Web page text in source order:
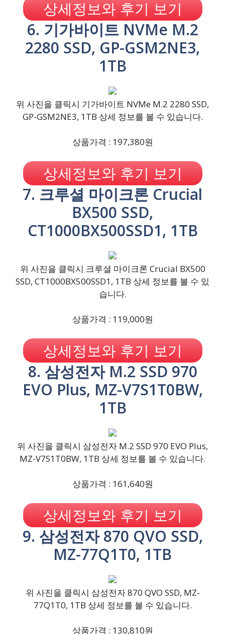
상세정보와 후기 보기
6. 기가바이트 NVMe M.2
2280 SSD, GP-GSM2NE3,
1TB
위 사진을 클릭시 기가바이트 NVMe M.2 2280 SSD,
GP-GSM2NE3, 1TB 상세 정보를 볼 수 있습니다.
상품가격 : 197,380원
상세정보와 후기 보기
7. 크루셜 마이크론 Crucial
BX500 SSD,
CT1000BX500SSD1, 1TB
위 사진을 클릭시 크루셜 마이크론 Crucial BX500
SSD, CT1000BX500SSD1, 1TB 상세 정보를 볼 수 있
습니다.
상품가격 : 119,000원
상세정보와 후기 보기
8. 삼성전자 M.2 SSD 970
EVO Plus, MZ-V7S1T0BW,
1TB
위 사진을 클릭시 삼성전자 M.2 SSD 970 EVO Plus,
MZ-V7S1T0BW, 1TB 상세 정보를 볼 수 있습니다.
상품가격 : 161,640원
상세정보와 후기 보기
9. 삼성전자 870 QVO SSD,
MZ-77Q1T0, 1TB
위 사진을 클릭시 삼성전자 870 QVO SSD, MZ-
77Q1T0, 1TB 상세 정보를 볼 수 있습니다.
상품가격 : 130,810원